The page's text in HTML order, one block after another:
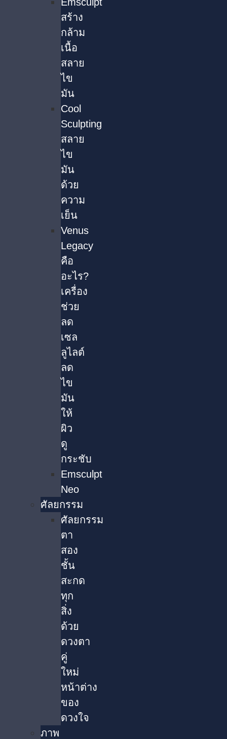
สร้าง
กล้าม
เนื้อ
สลาย
ไข
มัน
Cool
Sculpting
สลาย
ไข
มัน
ด้วย
ความ
เย็น
Venus
Legacy
คือ
อะไร?
เครื่อง
ช่วย
ลด
เซล
ลูไลต์
ลด
ไข
มัน
ให้
ผิว
ดู
กระชับ
Emsculpt
Neo
ศัลยกรรม
ศัลยกรรม
ตา
สอง
ชั้น
สะกด
ทุก
สิ่ง
ด้วย
ดวงตา
คู่
ใหม่
หน้าต่าง
ของ
ดวงใจ
ภาพ